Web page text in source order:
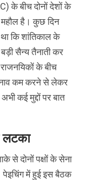
के बीच दोनों देशों के
महौल है। कुछ दिन
कि शांतिकाल के
सैन्य तैनाती कर
के बीच
कम करने से लेकर
कई मुद्दों पर बात
लटका
से दोनों पक्षों के सेना
पेइचिंग में हुई इस बैठक